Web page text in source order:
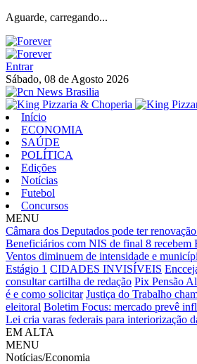
Aguarde, carregando...
Entrar
Sábado, 08 de Agosto 2026
Início
ECONOMIA
SAÚDE
POLÍTICA
Edições
Notícias
Futebol
Concursos
MENU
Câmara dos Deputados pode ter
Beneficiários com NIS de final 8 recebem
Ventos diminuem de intensidade e
Estágio 1 CIDADES INVISÍVEIS
consultar cartilha de redação Pix Pensão
é e como solicitar Justiça do Trabalho
eleitoral Boletim Focus: mercado prevê
Lei cria varas federais para interiorização
EM ALTA
MENU
Notícias/Economia